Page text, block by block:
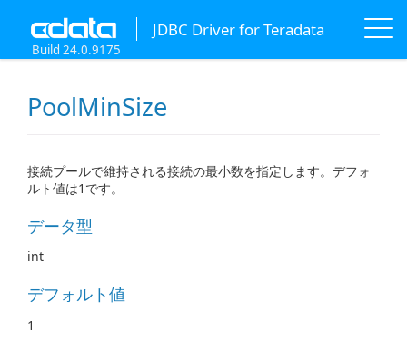
JDBC Driver for Teradata
Build 24.0.9175
PoolMinSize
接続プールで維持される接続の最小数を指定します。デフォ
ルト値は1です。
データ型
int
デフォルト値
1